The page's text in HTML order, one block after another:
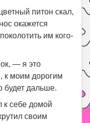
питон скал,
окажется
им кого-
— я это
к моим дорогим
будет дальше.
к себе домой
своим